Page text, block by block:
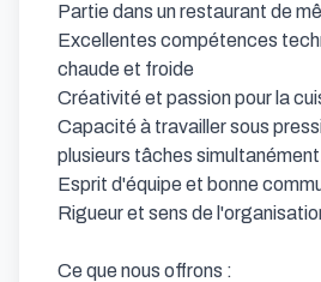
Partie dans un restaurant de
Excellentes compétences
chaude et froide
Créativité et passion pour la
Capacité à travailler sous
plusieurs tâches
Esprit d'équipe et bonne
Rigueur et sens de
Ce que nous offrons :